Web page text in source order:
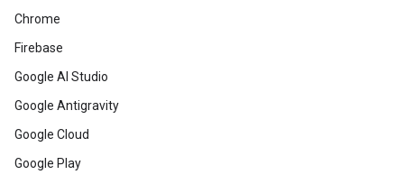
Chrome
Firebase
Google AI Studio
Google Antigravity
Google Cloud
Google Play